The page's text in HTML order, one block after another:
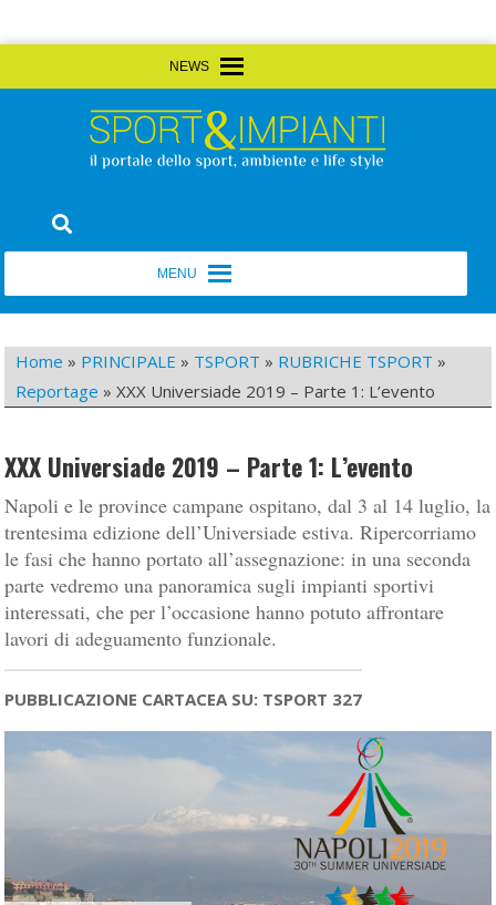
to
Sport&Impianti
Home » PRINCIPALE » TSPORT » RUBRICHE TSPORT »
Reportage »XXX Universiade 2019 – Parte 1: L’evento
XXX Universiade 2019 – Parte 1: L’evento
Napoli e le province campane ospitano, dal 3 al 14 luglio, la
trentesima edizione dell’Universiade estiva. Ripercorriamo
le fasi che hanno portato all’assegnazione: in una seconda
parte vedremo una panoramica sugli impianti sportivi
interessati, che per l’occasione hanno potuto affrontare
lavori di adeguamento funzionale.
PUBBLICAZIONE CARTACEA SU: TSPORT 327